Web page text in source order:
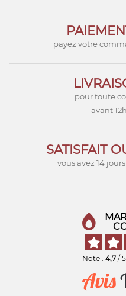
payez votre
pour toute
avant
SATISFAIT
vous avez 14
Note : 4,7 / 5